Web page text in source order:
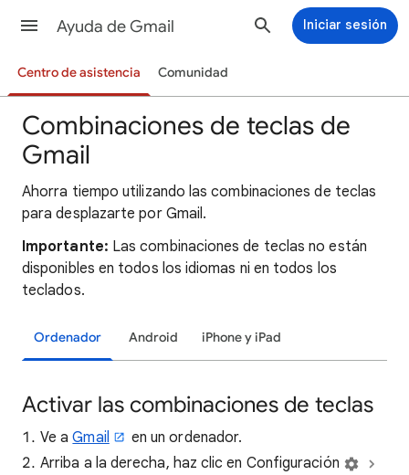
Ayuda de Gmail Iniciar sesión
Centro de asistencia Comunidad
Combinaciones de teclas de
Gmail
Ahorra tiempo utilizando las combinaciones de teclas
para desplazarte por Gmail.
Importante: Las combinaciones de teclas no están
disponibles en todos los idiomas ni en todos los
teclados.
Ordenador Android iPhone y iPad
Activar las combinaciones de teclas
Ve aGmail
en un ordenador.
Arriba a la derecha, haz clic en Configuración